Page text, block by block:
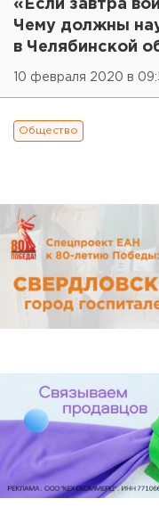
«Если завтра
Чему должны
в Челябинской
10 февраля 2020 в
Общество